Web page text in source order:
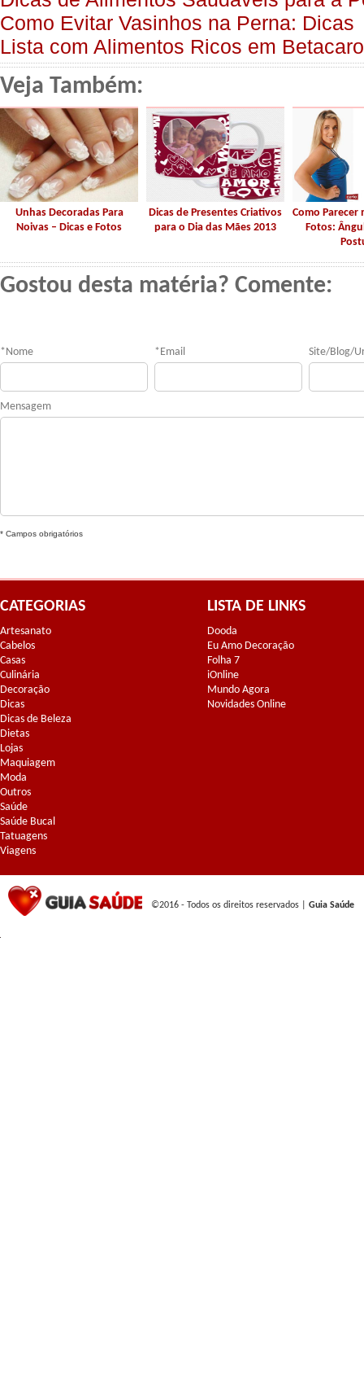
Como Evitar Vasinhos na Perna: Dicas
Lista com Alimentos Ricos em
Veja Também:
Unhas Decoradas Para
Noivas – Dicas e Fotos
Dicas de Presentes Criativos
para o Dia das Mães 2013
Como Parecer
Fotos:
Gostou desta matéria? Comente:
* Nome * Email Site/Blog/
Mensagem
* Campos obrigatórios
CATEGORIAS
Artesanato
Cabelos
Casas
Culinária
Decoração
Dicas
Dicas de Beleza
Dietas
Lojas
Maquiagem
Moda
Outros
Saúde
Saúde Bucal
Tatuagens
Viagens
LISTA DE LINKS
Dooda
Eu Amo Decoração
Folha 7
iOnline
Mundo Agora
Novidades Online
©2016 - Todos os direitos reservados | Guia Saúde